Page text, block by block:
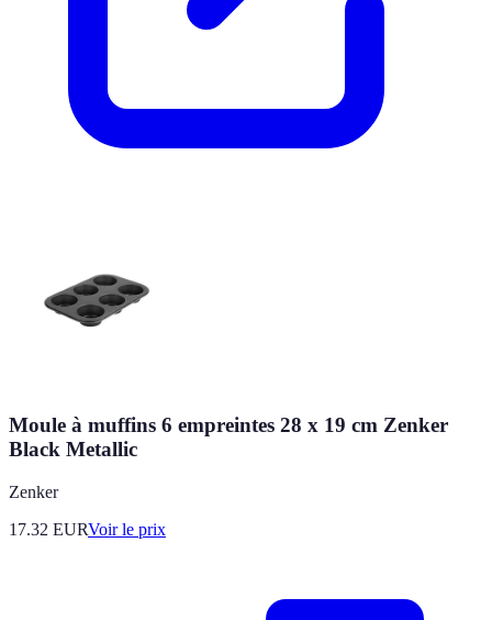
Moule à muffins 6 empreintes 28 x 19 cm Zenker
Black Metallic
Zenker
17.32 EURVoir le prix